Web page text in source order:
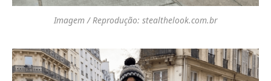
Imagem / Reprodução: stealthelook.com.br